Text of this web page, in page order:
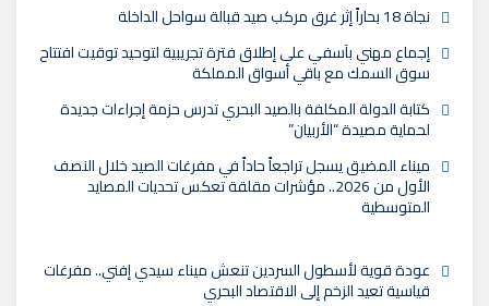
نجاة 18 بحاراً إثر غرق مركب صيد قبالة سواحل الداخلة
إجماع مهني بآسفي على إطلاق فترة تجريبية لتوحيد توقيت افتتاح
سوق السمك مع باقي أسواق المملكة
كتابة الدولة المكلفة بالصيد البحري تدرس حزمة إجراءات جديدة
لحماية مصيدة “الأربيان”
ميناء المضيق يسجل تراجعاً حاداً في مفرغات الصيد خلال النصف
الأول من 2026.. مؤشرات مقلقة تعكس تحديات المصايد
المتوسطية
عودة قوية لأسطول السردين تنعش ميناء سيدي إفني.. مفرغات
قياسية تعيد الزخم إلى الاقتصاد البحري